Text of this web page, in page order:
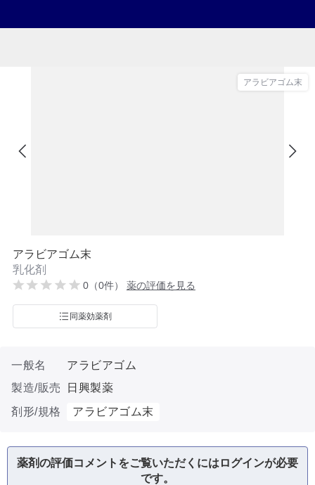
アラビアゴム末
アラビアゴム末
乳化剤
0（0件） 薬の評価を見る
同薬効薬剤
一般名
アラビアゴム
製造/販売
日興製薬
剤形/規格
アラビアゴム末
薬剤の評価コメントをご覧いただくにはログインが必要
です。